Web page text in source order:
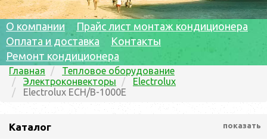
О компании
Прайс лист монтаж кондиционера
Оплата и доставка
Контакты
Ремонт кондиционера
Главная
Тепловое оборудование
Электроконвекторы
Electrolux
Electrolux ECH/B-1000E
Каталог показать